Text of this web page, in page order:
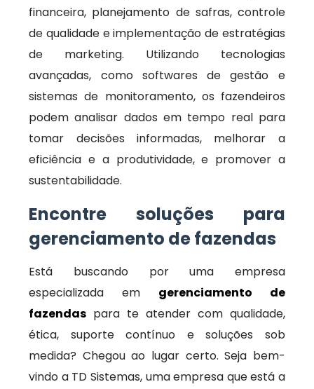
financeira, planejamento de safras, controle
de qualidade e implementação de estratégias
de marketing. Utilizando tecnologias
avançadas, como softwares de gestão e
sistemas de monitoramento, os fazendeiros
podem analisar dados em tempo real para
tomar decisões informadas, melhorar a
eficiência e a produtividade, e promover a
sustentabilidade.
Encontre soluções para
gerenciamento de fazendas
Está buscando por uma empresa
especializada em gerenciamento de
fazendas para te atender com qualidade,
ética, suporte contínuo e soluções sob
medida? Chegou ao lugar certo. Seja bem-
vindo a TD Sistemas, uma empresa que está a